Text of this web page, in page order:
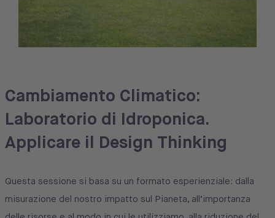
Cambiamento Climatico:
Laboratorio di Idroponica.
Applicare il Design Thinking
Questa sessione si basa su un formato esperienziale: dalla
misurazione del nostro impatto sul Pianeta, all’importanza